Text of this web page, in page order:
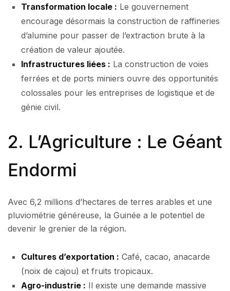
Transformation locale : Le gouvernement
encourage désormais la construction de raffineries
d’alumine pour passer de l’extraction brute à la
création de valeur ajoutée.
Infrastructures liées : La construction de voies
ferrées et de ports miniers ouvre des opportunités
colossales pour les entreprises de logistique et de
génie civil.
2. L’Agriculture : Le Géant
Endormi
Avec 6,2 millions d’hectares de terres arables et une
pluviométrie généreuse, la Guinée a le potentiel de
devenir le grenier de la région.
Cultures d’exportation : Café, cacao, anacarde
(noix de cajou) et fruits tropicaux.
Agro-industrie : Il existe une demande massive